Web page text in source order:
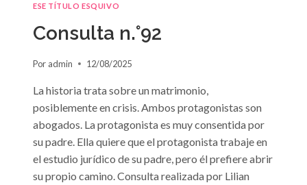
MAGNATE
GRIEGO»
DE
BAIRD
ESE TÍTULO ESQUIVO
Consulta n.°92
Por admin 12/08/2025
La historia trata sobre un matrimonio,
posiblemente en crisis. Ambos protagonistas son
abogados. La protagonista es muy consentida por
su padre. Ella quiere que el protagonista trabaje en
el estudio jurídico de su padre, pero él prefiere abrir
su propio camino. Consulta realizada por Lilian